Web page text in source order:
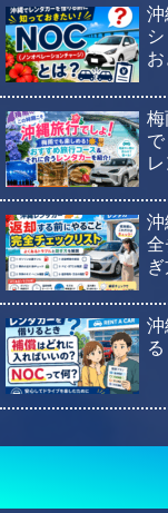
沖
梅
沖
全
沖